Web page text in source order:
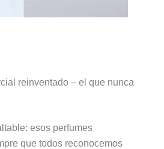
reinventado – el que nunca
esos perfumes
que todos reconocemos